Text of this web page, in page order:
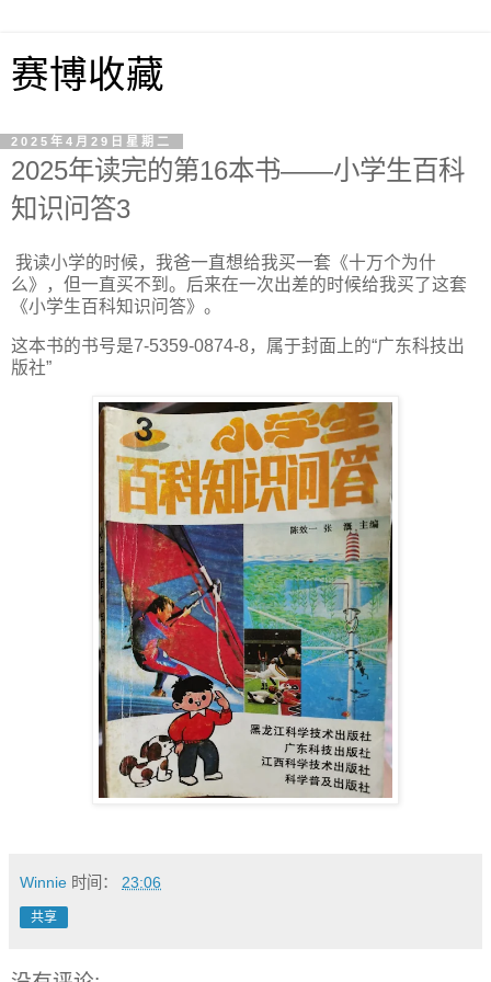
赛博收藏
2025年4月29日星期二
2025年读完的第16本书——小学生百科
知识问答3
我读小学的时候，我爸一直想给我买一套《十万个为什
么》，但一直买不到。后来在一次出差的时候给我买了这套
《小学生百科知识问答》。
这本书的书号是7-5359-0874-8，属于封面上的“广东科技出
版社”
Winnie 时间： 23:06
共享